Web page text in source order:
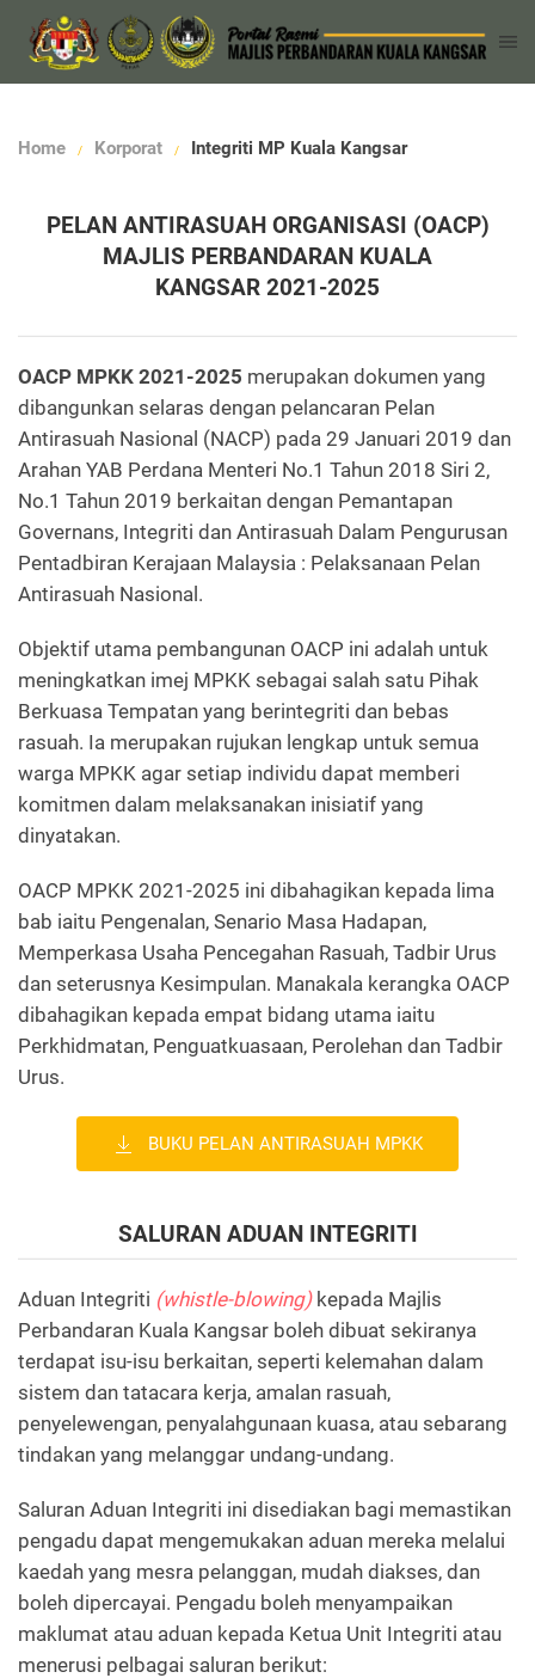
Home Korporat Integriti MP Kuala Kangsar
PELAN ANTIRASUAH ORGANISASI (OACP)
MAJLIS PERBANDARAN KUALA
KANGSAR 2021-2025
OACP MPKK 2021-2025 merupakan dokumen yang
dibangunkan selaras dengan pelancaran Pelan
Antirasuah Nasional (NACP) pada 29 Januari 2019 dan
Arahan YAB Perdana Menteri No.1 Tahun 2018 Siri 2,
No.1 Tahun 2019 berkaitan dengan Pemantapan
Governans, Integriti dan Antirasuah Dalam Pengurusan
Pentadbiran Kerajaan Malaysia : Pelaksanaan Pelan
Antirasuah Nasional.
Objektif utama pembangunan OACP ini adalah untuk
meningkatkan imej MPKK sebagai salah satu Pihak
Berkuasa Tempatan yang berintegriti dan bebas
rasuah. Ia merupakan rujukan lengkap untuk semua
warga MPKK agar setiap individu dapat memberi
komitmen dalam melaksanakan inisiatif yang
dinyatakan.
OACP MPKK 2021-2025 ini dibahagikan kepada lima
bab iaitu Pengenalan, Senario Masa Hadapan,
Memperkasa Usaha Pencegahan Rasuah, Tadbir Urus
dan seterusnya Kesimpulan. Manakala kerangka OACP
dibahagikan kepada empat bidang utama iaitu
Perkhidmatan, Penguatkuasaan, Perolehan dan Tadbir
Urus.
BUKU PELAN ANTIRASUAH MPKK
SALURAN ADUAN INTEGRITI
Aduan Integriti (whistle-blowing)kepada Majlis
Perbandaran Kuala Kangsar boleh dibuat sekiranya
terdapat isu-isu berkaitan, seperti kelemahan dalam
sistem dan tatacara kerja, amalan rasuah,
penyelewengan, penyalahgunaan kuasa, atau sebarang
tindakan yang melanggar undang-undang.
Saluran Aduan Integriti ini disediakan bagi memastikan
pengadu dapat mengemukakan aduan mereka melalui
kaedah yang mesra pelanggan, mudah diakses, dan
boleh dipercayai. Pengadu boleh menyampaikan
maklumat atau aduan kepada Ketua Unit Integriti atau
menerusi pelbagai saluran berikut: